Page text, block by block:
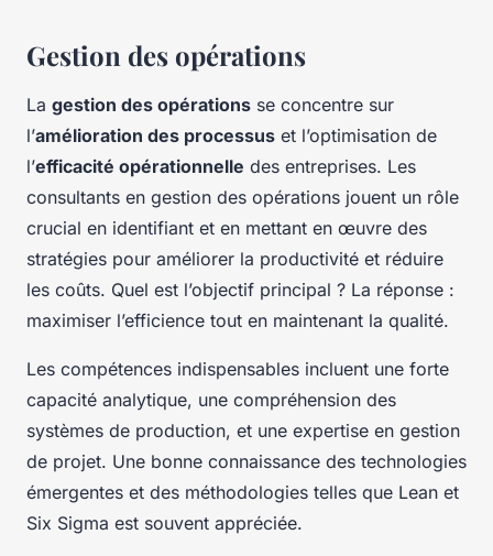
Gestion des opérations
La gestion des opérations se concentre sur
l’amélioration des processus et l’optimisation de
l’efficacité opérationnelle des entreprises. Les
consultants en gestion des opérations jouent un rôle
crucial en identifiant et en mettant en œuvre des
stratégies pour améliorer la productivité et réduire
les coûts. Quel est l’objectif principal ? La réponse :
maximiser l’efficience tout en maintenant la qualité.
Les compétences indispensables incluent une forte
capacité analytique, une compréhension des
systèmes de production, et une expertise en gestion
de projet. Une bonne connaissance des technologies
émergentes et des méthodologies telles que Lean et
Six Sigma est souvent appréciée.